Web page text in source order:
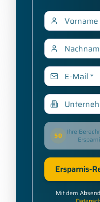
50 Ihre
Ersparnis-
Mit dem